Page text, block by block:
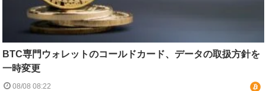
BTC専門ウォレットのコールドカード、データの取扱方針を
一時変更
08/08 08:22